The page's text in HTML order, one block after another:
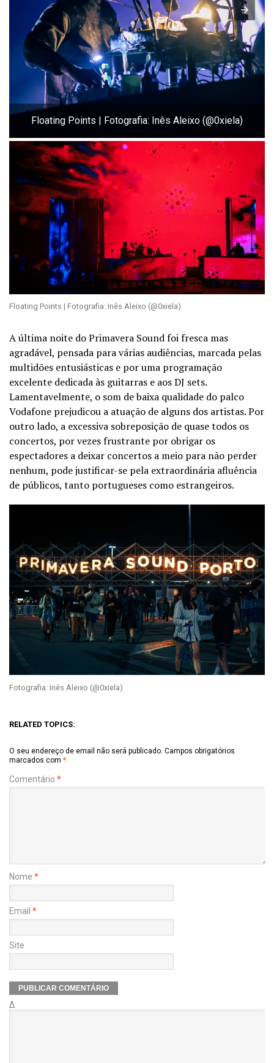
Floating Points | Fotografia: Inês Aleixo (@0xiela)
Floating Points | Fotografia: Inês Aleixo (@0xiela)
A última noite do Primavera Sound foi fresca mas
agradável, pensada para várias audiências, marcada pelas
multidões entusiásticas e por uma programação
excelente dedicada às guitarras e aos DJ sets.
Lamentavelmente, o som de baixa qualidade do palco
Vodafone prejudicou a atuação de alguns dos artistas. Por
outro lado, a excessiva sobreposição de quase todos os
concertos, por vezes frustrante por obrigar os
espectadores a deixar concertos a meio para não perder
nenhum, pode justificar-se pela extraordinária afluência
de públicos, tanto portugueses como estrangeiros.
Fotografia: Inês Aleixo (@0xiela)
RELATED TOPICS:
O seu endereço de email não será publicado. Campos obrigatórios
marcados com *
Comentário *
Nome *
Email *
Site
Δ